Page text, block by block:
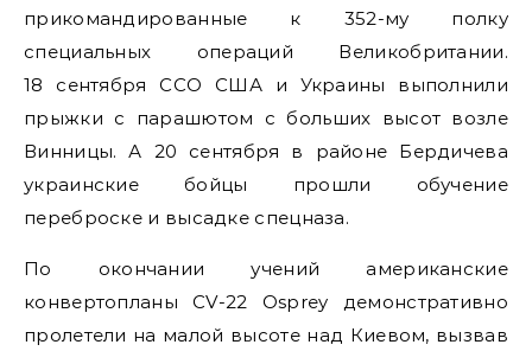
прикомандированные к 352-му полку
специальных операций Великобритании.
18 сентября ССО США и Украины выполнили
прыжки с парашютом с больших высот возле
Винницы. А 20 сентября в районе Бердичева
украинские бойцы прошли обучение
переброске и высадке спецназа.
По окончании учений американские
конвертопланы СV-22 Osprey демонстративно
пролетели на малой высоте над Киевом, вызвав